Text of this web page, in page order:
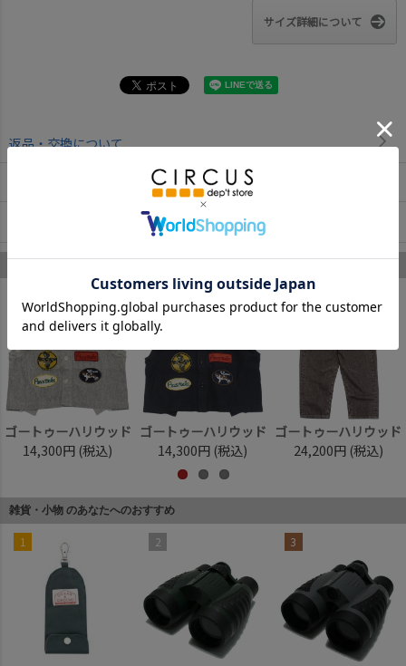
サイズ詳細について
返品・交換について
商品についてのお問い合わせ
ゴートゥーハリウッド
14,300円 (税込)
ゴートゥーハリウッド
14,300円 (税込)
3
ゴートゥーハリウッド
24,200円 (税込)
雑貨・小物 のあなたへのおすすめ
1 2 3